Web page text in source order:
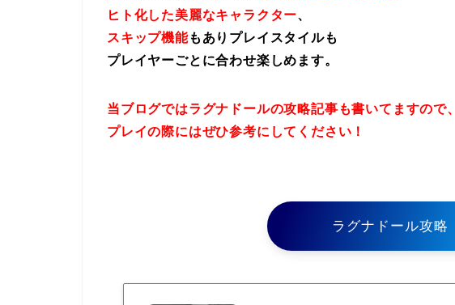
ヒト化した美麗なキャラクター、
スキップ機能もありプレイスタイルも
プレイヤーごとに合わせ楽しめます。
当ブログではラグナドールの攻略記事も書いてますので、
プレイの際にはぜひ参考にしてください！
ラグナドール攻略